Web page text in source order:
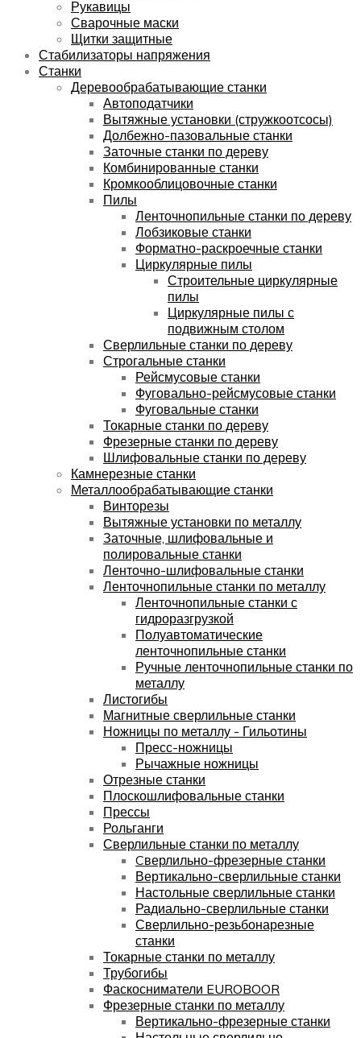
Рукавицы
Сварочные маски
Щитки защитные
Стабилизаторы напряжения
Станки
Деревообрабатывающие станки
Автоподатчики
Вытяжные установки (стружкоотсосы)
Долбежно-пазовальные станки
Заточные станки по дереву
Комбинированные станки
Кромкооблицовочные станки
Пилы
Ленточнопильные станки по дереву
Лобзиковые станки
Форматно-раскроечные станки
Циркулярные пилы
Строительные циркулярные
пилы
Циркулярные пилы с
подвижным столом
Сверлильные станки по дереву
Строгальные станки
Рейсмусовые станки
Фуговально-рейсмусовые станки
Фуговальные станки
Токарные станки по дереву
Фрезерные станки по дереву
Шлифовальные станки по дереву
Камнерезные станки
Металлообрабатывающие станки
Винторезы
Вытяжные установки по металлу
Заточные, шлифовальные и
полировальные станки
Ленточно-шлифовальные станки
Ленточнопильные станки по металлу
Ленточнопильные станки с
гидроразгрузкой
Полуавтоматические
ленточнопильные станки
Ручные ленточнопильные станки по
металлу
Листогибы
Магнитные сверлильные станки
Ножницы по металлу - Гильотины
Пресс-ножницы
Рычажные ножницы
Отрезные станки
Плоскошлифовальные станки
Прессы
Рольганги
Сверлильные станки по металлу
Cверлильно-фрезерные станки
Вертикально-сверлильные станки
Настольные сверлильные станки
Радиально-сверлильные станки
Сверлильно-резьбонарезные
станки
Токарные станки по металлу
Трубогибы
Фаскосниматели EUROBOOR
Фрезерные станки по металлу
Вертикально-фрезерные станки